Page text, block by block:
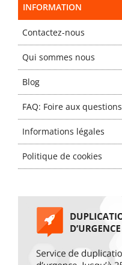
INFORMATION
Contactez-nous
Qui sommes nous
Blog
FAQ: Foire aux questions
Informations légales
Politique de cookies